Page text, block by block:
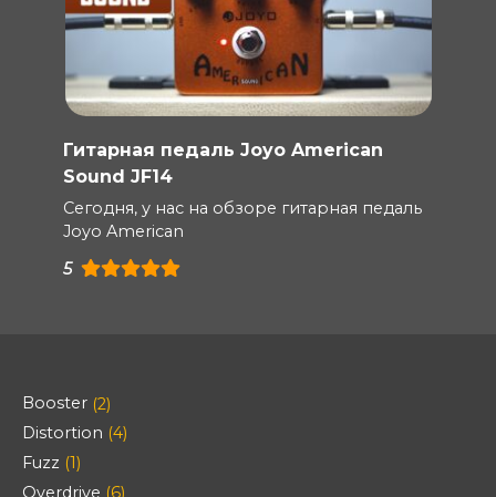
Гитарная педаль Joyo American
Sound JF14
Сегодня, у нас на обзоре гитарная педаль
Joyo American
5
Booster (2)
Distortion (4)
Fuzz (1)
Overdrive (6)